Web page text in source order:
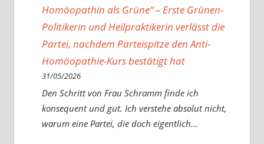
Homöopathin als Grüne“ – Erste Grünen-
Politikerin und Heilpraktikerin verlässt die
Partei, nachdem Parteispitze den Anti-
Homöopathie-Kurs bestätigt hat
31/05/2026
Den Schritt von Frau Schramm finde ich
konsequent und gut. Ich verstehe absolut nicht,
warum eine Partei, die doch eigentlich…